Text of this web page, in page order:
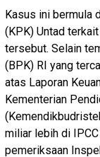
Kasus ini bermula
(KPK) Untad
tersebut. Selain
(BPK) RI yang
atas Laporan
Kementerian
miliar lebih di
pemeriksaan